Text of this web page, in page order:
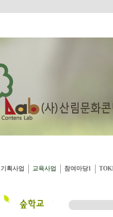
기획사업 교육사업 참여마당1